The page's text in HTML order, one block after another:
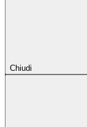
Chiudi